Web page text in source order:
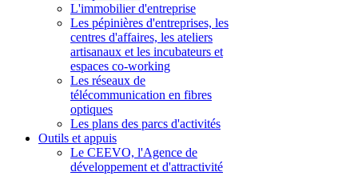
L'immobilier d'entreprise
Les pépinières d'entreprises, les
centres d'affaires, les ateliers
artisanaux et les incubateurs et
espaces co-working
Les réseaux de
télécommunication en fibres
optiques
Les plans des parcs d'activités
Outils et appuis
Le CEEVO, l'Agence de
développement et d'attractivité